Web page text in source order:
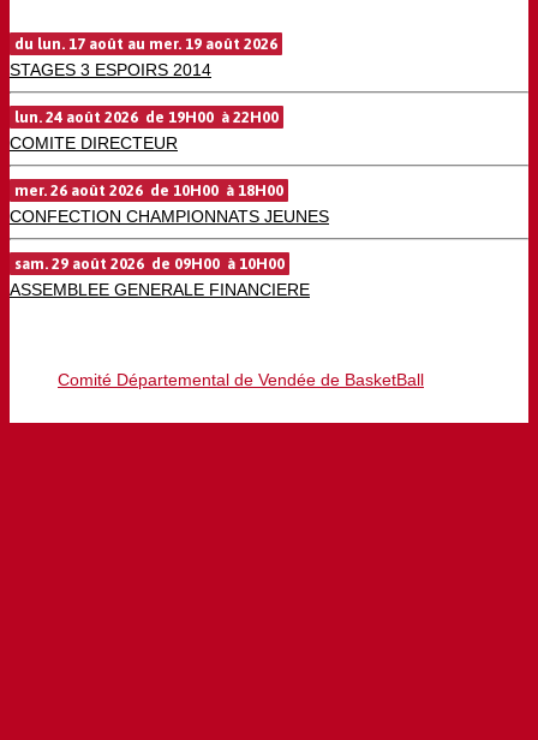
du lun. 17 août au mer. 19 août 2026
STAGES 3 ESPOIRS 2014
lun. 24 août 2026 de 19H00 à 22H00
COMITE DIRECTEUR
mer. 26 août 2026 de 10H00 à 18H00
CONFECTION CHAMPIONNATS JEUNES
sam. 29 août 2026 de 09H00 à 10H00
ASSEMBLEE GENERALE FINANCIERE
Comité Départemental de Vendée de BasketBall